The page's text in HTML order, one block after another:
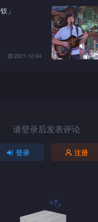
」
2021-12-04
请登录后发表评论
登录 注册